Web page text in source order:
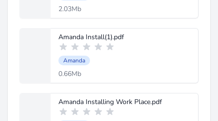
2.03Mb
Amanda Install(1).pdf
Amanda
0.66Mb
Amanda Installing Work Place.pdf